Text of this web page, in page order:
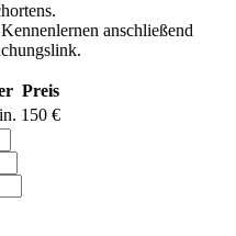
anschließend
Preis
150 €